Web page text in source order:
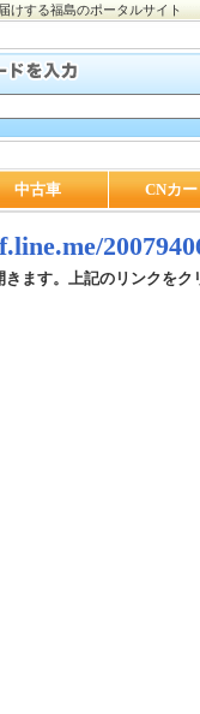
けする福島のポータルサイト
中古車 CNカ
きます。上記のリンクをク